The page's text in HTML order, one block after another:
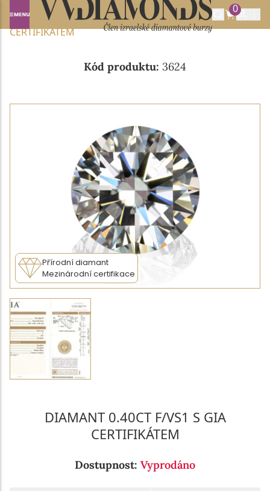
0
Domů NABÍDKA DIAMANTŮ
0.40CT F/VS1 S GIA
CERTIFIKÁTEM
Kód produktu: 3624
Přírodní diamant
Mezinárodní certifikace
DIAMANT 0.40CT F/VS1 S GIA
CERTIFIKÁTEM
Dostupnost: Vyprodáno